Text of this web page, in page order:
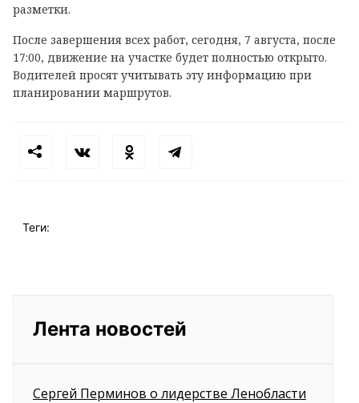
разметки.
После завершения всех работ, сегодня, 7 августа, после
17:00, движение на участке будет полностью открыто.
Водителей просят учитывать эту информацию при
планировании маршрутов.
Теги:
Лента новостей
Сергей Перминов о лидерстве Ленобласти